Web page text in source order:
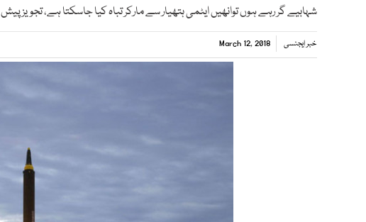
شہابیے گر رہے ہوں توانھیں ایٹمی ہتھیار سے مارکر تباہ کیا جاسکتا ہے، تجویز پیش
خبر ایجنسی March 12, 2018